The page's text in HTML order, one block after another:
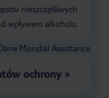
nieszczęśliwych
wpływem alkoholu
Mondial Assistance
ochrony»